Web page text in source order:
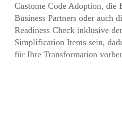
Custome Code Adoption, die
Business Partners oder auch
Readiness Check inklusive
Simplification Items sein,
für Ihre Transformation